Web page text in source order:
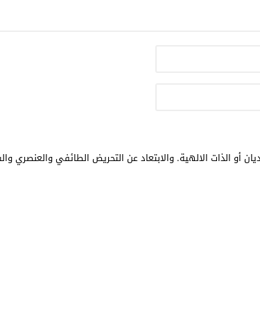
أو الذات الالهية. والابتعاد عن التحريض الطائفي والعنصري